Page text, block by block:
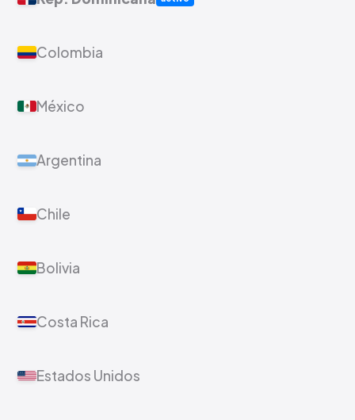
Colombia
México
Argentina
Chile
Bolivia
Costa Rica
Estados Unidos